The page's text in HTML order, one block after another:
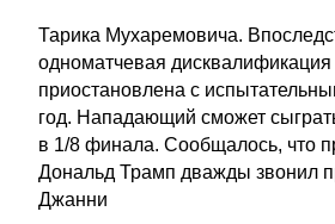
Тарика Мухаремовича.
одноматчевая
приостановлена с
год. Нападающий сможет
в 1/8 финала. Сообщалось, что
Дональд Трамп дважды звонил
Джанни